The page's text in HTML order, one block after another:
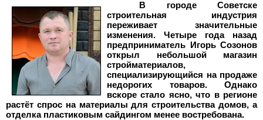
В городе Советске
строительная индустрия
переживает значительные
изменения. Четыре года назад
предприниматель Игорь Созонов
открыл небольшой магазин
стройматериалов,
специализирующийся на продаже
недорогих товаров. Однако
вскоре стало ясно, что в регионе
растёт спрос на материалы для строительства домов, а
отделка пластиковым сайдингом менее востребована.